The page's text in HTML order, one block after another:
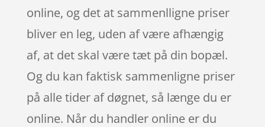
online, og det at sammenlligne priser
bliver en leg, uden af være afhængig
af, at det skal være tæt på din bopæl.
Og du kan faktisk sammenligne priser
på alle tider af døgnet, så længe du er
online. Når du handler online er du